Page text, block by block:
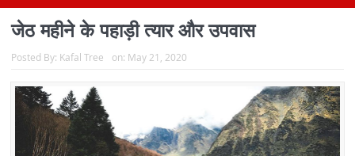
जेठ महीने के पहाड़ी त्यार और उपवास
Posted By: Kafal Tree on: May 21, 2020